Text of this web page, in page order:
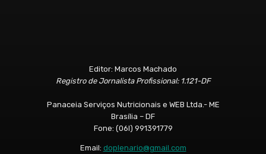
Editor: Marcos Machado
Registro de Jornalista Profissional: 1.121-DF
Panaceia Serviços Nutricionais e WEB Ltda.- ME
Brasília – DF
Fone: (06l) 991391779
Email: doplenario@gmail.com